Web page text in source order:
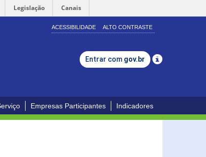
Legislação Canais
ACESSIBILIDADE ALTO CONTRASTE
Entrar com gov.br
Empresas Participantes Indicadores